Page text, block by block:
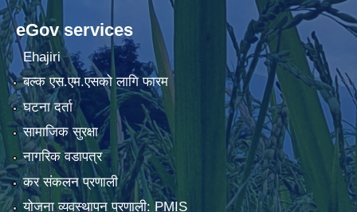
eGov services
Ehajiri
बल्क एस.एम.एसको लागि फारम
घटना दर्ता
सामाजिक सुरक्षा
नागरिक वडापत्र
कर संकलन प्रणाली
योजना व्यवस्थापन प्रणाली: PMIS